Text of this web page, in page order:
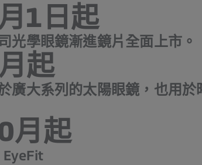
1日起
光學眼鏡漸進鏡片全面上市。
起
廣大系列的太陽眼鏡，也用於
月起
EyeFit